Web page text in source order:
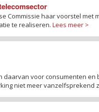
Commissie haar voorstel met
te realiseren. Lees meer >
daarvan voor consumenten
niet meer vanzelfsprekend